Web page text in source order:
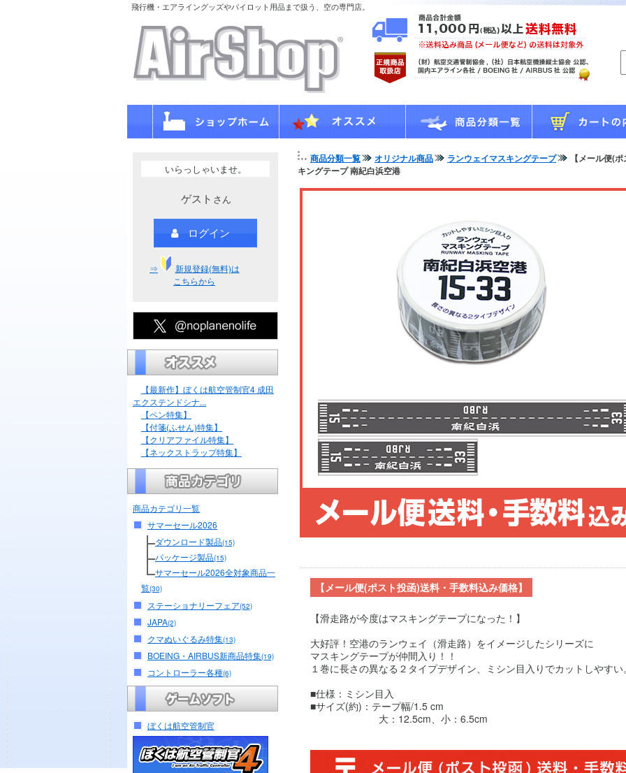
飛行機・エアライングッズやパイロット用品まで扱う、空の専門店。
いらっしゃいませ。
ゲスト さん
ログイン
⇒
新規登録(無料)は
こちらから
【最新作】ぼくは航空管制官4 成田
エクステンドシナ...
【ペン特集】
【付箋(ふせん)特集】
【クリアファイル特集】
【ネックストラップ特集】
商品カテゴリ一覧
サマーセール2026
ダウンロード製品(15)
パッケージ製品(15)
サマーセール2026全対象商品一
覧(30)
ステーショナリーフェア(52)
JAPA(2)
クマぬいぐるみ特集(13)
BOEING・AIRBUS新商品特集(19)
コントローラー各種(6)
ぼくは航空管制官
商品分類一覧 オリジナル商品 ランウェイマスキングテープ
【メール便(
キングテープ 南紀白浜空港
【メール便(ポスト投函)送料・手数料込み価格】
【滑走路が今度はマスキングテープになった！】
大好評！空港のランウェイ（滑走路）をイメージしたシリーズに
マスキングテープが仲間入り！！
１巻に長さの異なる２タイプデザイン、ミシン目入りでカットしやすい
■仕様：ミシン目入
■サイズ(約)：テープ幅/1.5 cm
大：12.5cm、小：6.5cm